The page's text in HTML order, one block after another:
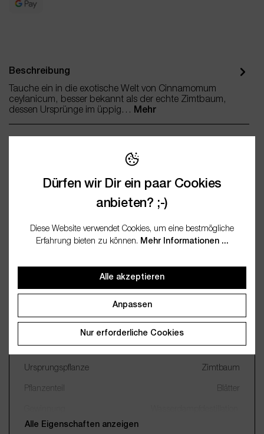
Beschreibung
Tauche ein in die exotische Welt von Cinnamomum
ceylanicum, besser bekannt als der echte Zimtbaum,
dessen Ursprünge im üppig…
Mehr
Wichtige Merkmale
Name Zimtblätter 10ml
Cinnamomum Zeylanicum
Leaf Oil
Ursprungspflanze Zimtbaum
Pflanzenteil Blätter
Alle Eigenschaften anzeigen
Dürfen wir Dir ein paar Cookies
anbieten? ;-)
Diese Website verwendet Cookies, um eine bestmögliche
Erfahrung bieten zu können. Mehr Informationen ...
Alle akzeptieren
Anpassen
Nur erforderliche Cookies